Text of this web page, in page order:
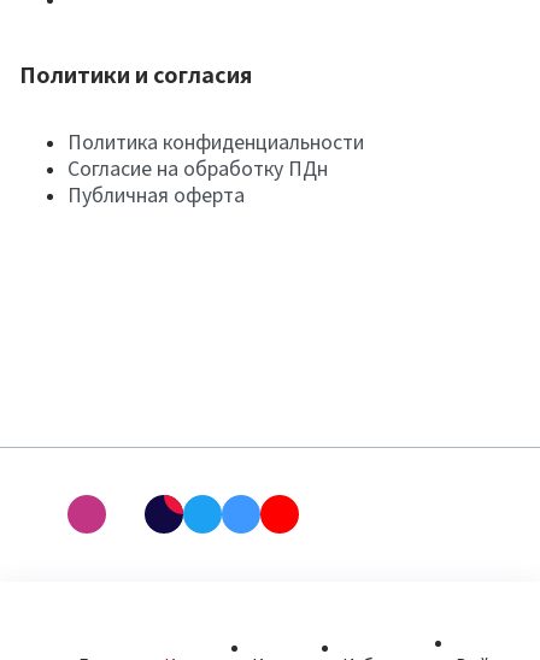
Политики и согласия
Политика конфиденциальности
Согласие на обработку ПДн
Публичная оферта